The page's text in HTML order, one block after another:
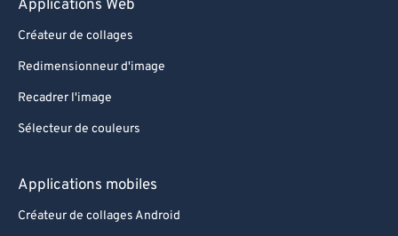
Applications Web
Créateur de collages
Redimensionneur d'image
Recadrer l'image
Sélecteur de couleurs
Applications mobiles
Créateur de collages Android